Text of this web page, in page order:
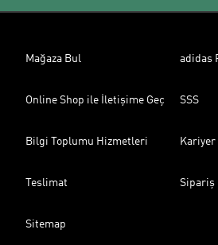
Mağaza Bul adidas
Online Shop ile İletişime Geç SSS
Bilgi Toplumu Hizmetleri Kariyer
Teslimat Sipariş
Sitemap